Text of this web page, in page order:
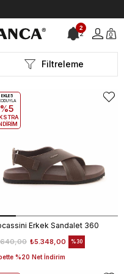
2
2 0
Filtreleme
Erkek Sandalet 360
₺5.348,00
%20 Net İndirim
%30
EKLE5
%5